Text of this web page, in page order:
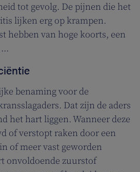
tot gevolg. De pijnen die het
lijken erg op krampen.
hebben van hoge koorts, een
benaming voor de
Dat zijn de aders
het hart liggen. Wanneer deze
of verstopt raken door een
of meer vast geworden
onvoldoende zuurstof